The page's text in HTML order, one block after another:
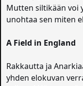
Mutten siltikään voi
unohtaa sen miten
A Field in England
Rakkautta ja
yhden elokuvan